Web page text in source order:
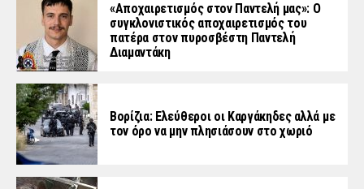
«Aποχαιρετισμός στον Παντελή μας»: Ο
συγκλονιστικός αποχαιρετισμός του
πατέρα στον πυροσβέστη Παντελή
Διαμαντάκη
Βορίζια: Ελεύθεροι οι Καργάκηδες αλλά με
τον όρο να μην πλησιάσουν στο χωριό